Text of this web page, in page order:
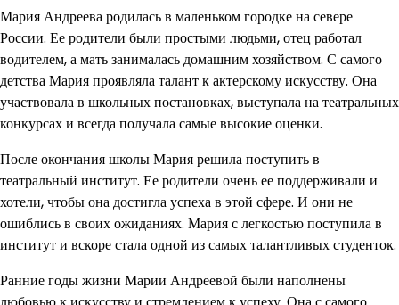
Мария Андреева родилась в маленьком городке на севере
России. Ее родители были простыми людьми, отец работал
водителем, а мать занималась домашним хозяйством. С самого
детства Мария проявляла талант к актерскому искусству. Она
участвовала в школьных постановках, выступала на театральных
конкурсах и всегда получала самые высокие оценки.
После окончания школы Мария решила поступить в
театральный институт. Ее родители очень ее поддерживали и
хотели, чтобы она достигла успеха в этой сфере. И они не
ошиблись в своих ожиданиях. Мария с легкостью поступила в
институт и вскоре стала одной из самых талантливых студенток.
Ранние годы жизни Марии Андреевой были наполнены